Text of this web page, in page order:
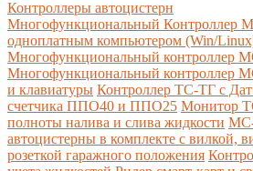
Контроллеры автоцистерн
Многофункциональный
одноплатным компьютером (Win/
Многофункциональный контроллер
Многофункциональный контроллер
и клавиатуры Контроллер ТС-ТГ с
счетчика ППО40 и ППО25 Монитор
полноты налива и слива жидкости
автоцистерны в комплекте с вилкой,
розеткой гаражного положения